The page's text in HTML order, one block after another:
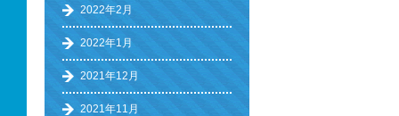
2022年2月
2022年1月
2021年12月
2021年11月